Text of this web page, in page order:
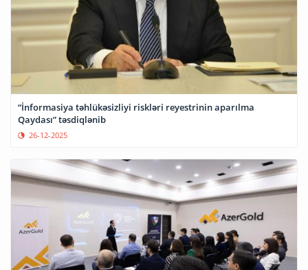
“İnformasiya təhlükəsizliyi riskləri reyestrinin aparılma
Qaydası” təsdiqlənib
26-12-2025